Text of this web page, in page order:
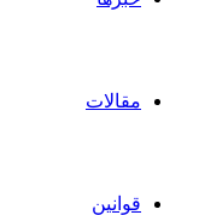
مقالات
قوانین